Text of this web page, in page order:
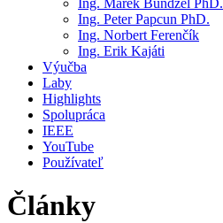
Ing. Marek Bundzel PhD.
Ing. Peter Papcun PhD.
Ing. Norbert Ferenčík
Ing. Erik Kajáti
Výučba
Laby
Highlights
Spolupráca
IEEE
YouTube
Používateľ
Články